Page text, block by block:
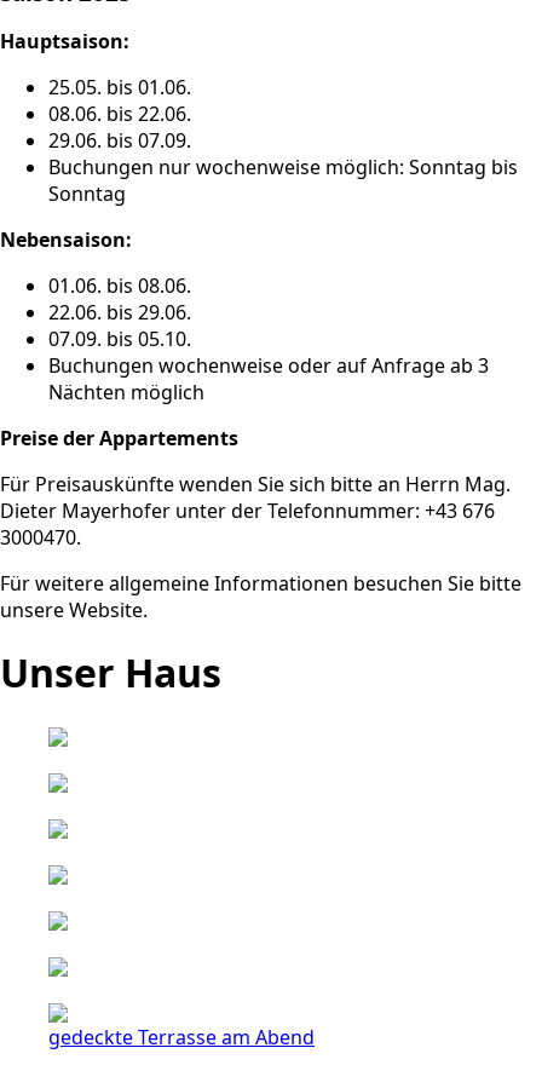
Hauptsaison:
25.05. bis 01.06.
08.06. bis 22.06.
29.06. bis 07.09.
Buchungen nur wochenweise möglich: Sonntag bis
Sonntag
Nebensaison:
01.06. bis 08.06.
22.06. bis 29.06.
07.09. bis 05.10.
Buchungen wochenweise oder auf Anfrage ab 3
Nächten möglich
Preise der Appartements
Für Preisauskünfte wenden Sie sich bitte an Herrn Mag.
Dieter Mayerhofer unter der Telefonnummer: +43 676
3000470.
Für weitere allgemeine Informationen besuchen Sie bitte
unsere Website.
Unser Haus
gedeckte Terrasse am Abend